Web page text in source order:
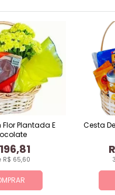
R$ 65,60
Plantada E
Cesta